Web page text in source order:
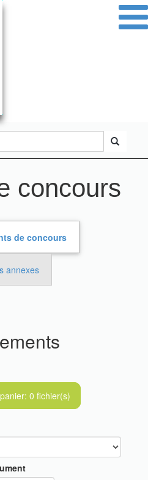
concours
de concours
annexes
0 fichier(s)